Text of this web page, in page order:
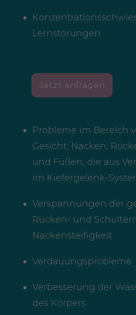
Lernstörungen
Jetzt anfragen
Probleme im Bereich
Gesicht, Nacken,
und Füßen, die aus
im Kiefergelenk-
Verspannungen der
Rücken- und
Nackensteifigkeit
Verdauungsprobleme
Verbesserung der
des Körpers